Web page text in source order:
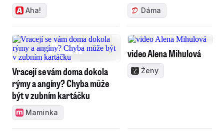
Aha! Dáma
Vracejí se vám doma dokola
rýmy a angíny? Chyba může
být v zubním kartáčku
Maminka
video Alena Mihulová
Ženy